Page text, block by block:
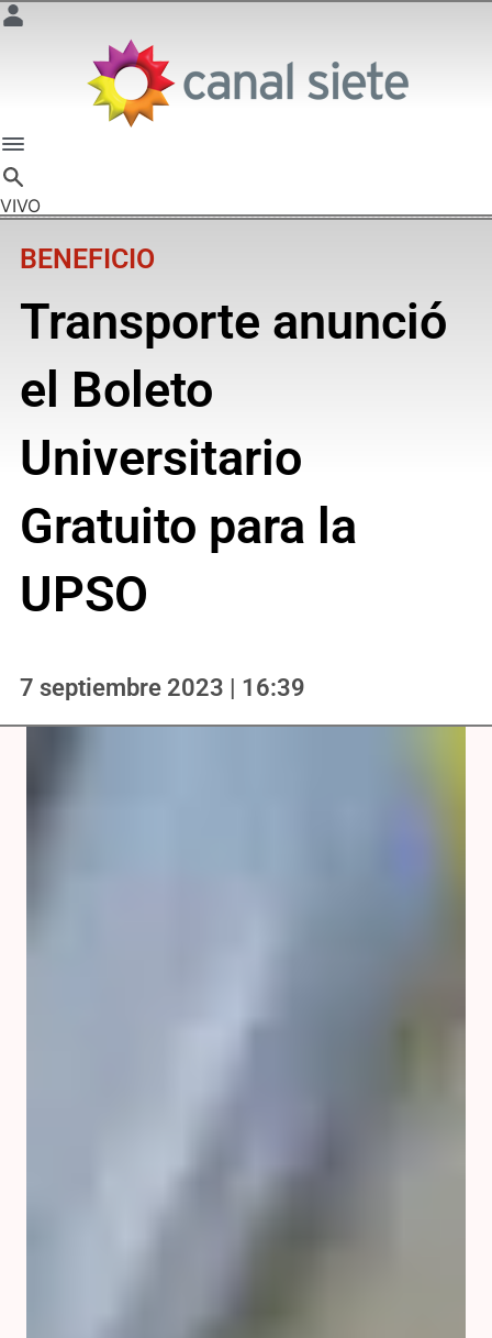
VIVO
BENEFICIO
Transporte anunció
el Boleto
Universitario
Gratuito para la
UPSO
7 septiembre 2023 | 16:39